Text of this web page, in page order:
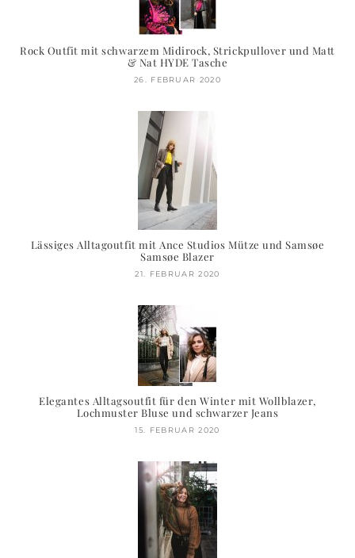
Rock Outfit mit schwarzem Midirock, Strickpullover und Matt
& Nat HYDE Tasche
26. FEBRUAR 2020
Lässiges Alltagoutfit mit Ance Studios Mütze und Samsøe
Samsøe Blazer
21. FEBRUAR 2020
Elegantes Alltagsoutfit für den Winter mit Wollblazer,
Lochmuster Bluse und schwarzer Jeans
15. FEBRUAR 2020